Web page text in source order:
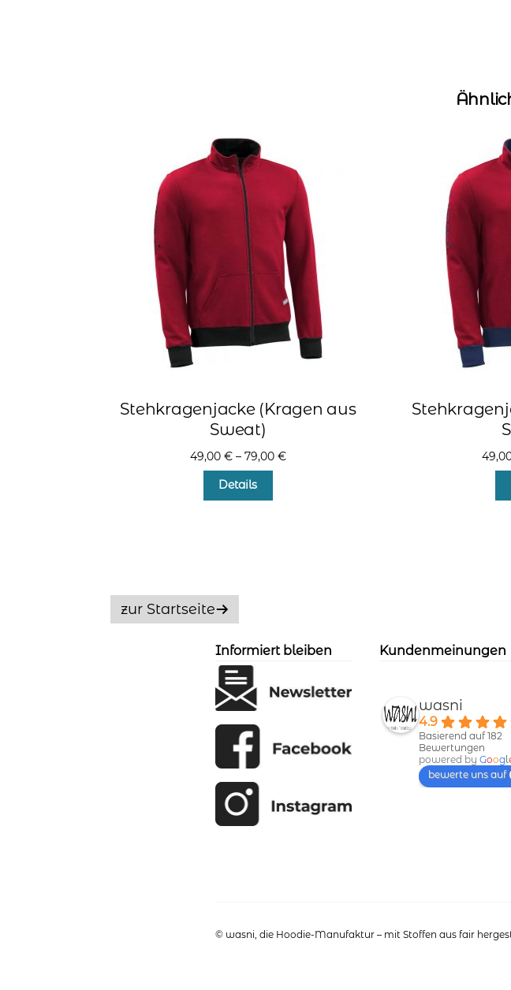
Stehkragenjacke (Kragen aus
Sweat)
49,00 €– 79,00 €
Details
der
Produktseite
werden
zur Startseite
Informiert bleiben Kundenmeinungen
wasni
4.9
Basierend auf 182
Bewertungen
powered byGoogl
bewerte uns auf
© wasni, die Hoodie-Manufaktur – mit Stoffen aus fair